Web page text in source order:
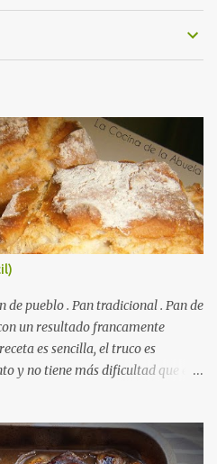
pueblo . Pan tradicional . Pan de
un resultado francamente
es sencilla, el truco es
y no tiene más dificultad que esa
tostas o picatostes.
850 Gr de Harina . 550 Gr de